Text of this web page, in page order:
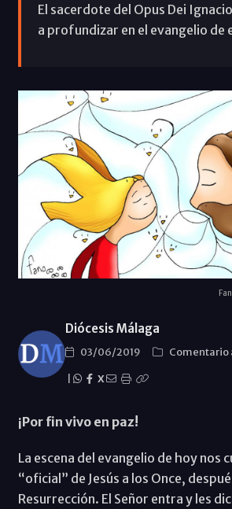
El sacerdote del Opus Dei
a profundizar en el evangelio de
Diócesis Málaga
03/06/2019
Comentario
X
¡Por fin vivo en paz!
La escena del evangelio de hoy nos
“oficial” de Jesús a los Once,
Resurrección. El Señor entra y les